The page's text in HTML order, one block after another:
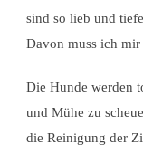
sind so lieb und
Davon muss ich
Die Hunde werden
und Mühe zu
die Reinigung der